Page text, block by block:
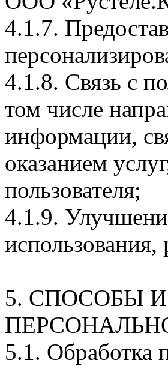
4.1.7.
4.1.8. Связь с
том числе
информации,
оказанием
пользователя;
4.1.9.
5. СПОСОБЫ
5.1. Обработка